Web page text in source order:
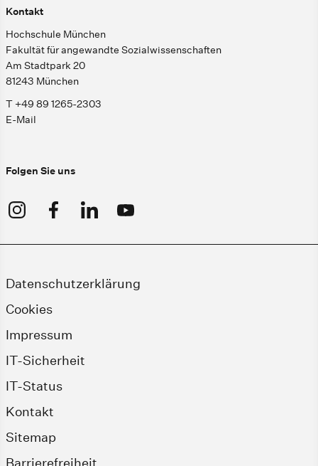
Kontakt
Hochschule München
Fakultät für angewandte Sozialwissenschaften
Am Stadtpark 20
81243 München
T +49 89 1265-2303
E-Mail
Folgen Sie uns
Datenschutzerklärung
Cookies
Impressum
IT-Sicherheit
IT-Status
Kontakt
Sitemap
Barrierefreiheit